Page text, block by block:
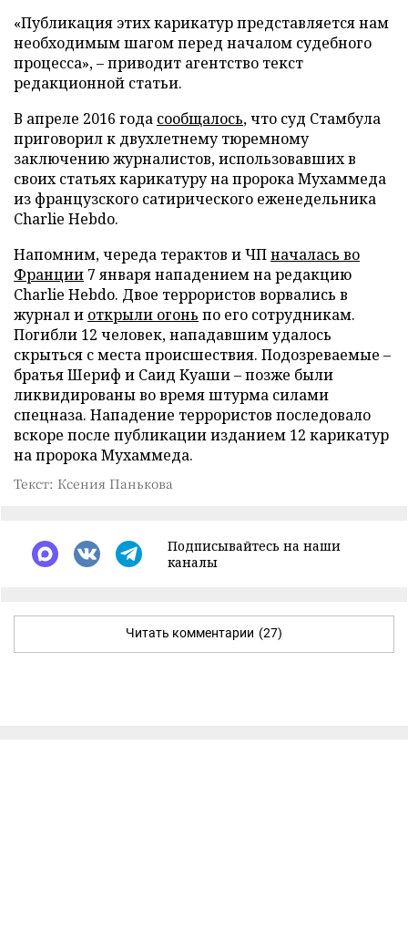
«Публикация этих карикатур представляется нам
необходимым шагом перед началом судебного
процесса», – приводит агентство текст
редакционной статьи.
В апреле 2016 года сообщалось, что суд Стамбула
приговорил к двухлетнему тюремному
заключению журналистов, использовавших в
своих статьях карикатуру на пророка Мухаммеда
из французского сатирического еженедельника
Charlie Hebdo.
Напомним, череда терактов и ЧПначалась во
Франции 7 января нападением на редакцию
Charlie Hebdo. Двое террористов ворвались в
журнал и открыли огонь по его сотрудникам.
Погибли 12 человек, нападавшим удалось
скрыться с места происшествия. Подозреваемые –
братья Шериф и Саид Куаши – позже были
ликвидированы во время штурма силами
спецназа. Нападение террористов последовало
вскоре после публикации изданием 12 карикатур
на пророка Мухаммеда.
Текст: Ксения Панькова
Подписывайтесь на наши
каналы
Читать комментарии (27)